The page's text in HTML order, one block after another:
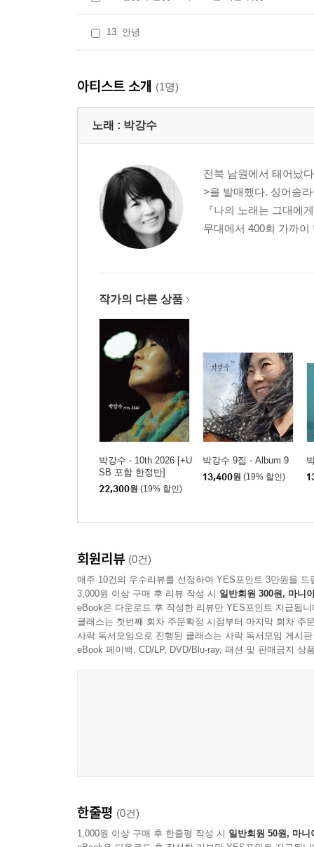
13 안녕
아티스트 소개 (1명)
노래 : 박강수
전북 남원에서 태어났
>을 발매했다. 싱어송
『나의 노래는 그대에
무대에서 400회 가까이
작가의 다른 상품
박강수 - 10th 2026 [+U
SB 포함 한정반]
22,300원 (19% 할인)
박강수 9집 - Album 9
13,400원 (19% 할인)
회원리뷰 (0건)
매주 10건의 우수리뷰를 선정하여 YES포인트 3만원을 드
3,000원 이상 구매 후 리뷰 작성 시 일반회원 300원, 마니
eBook은 다운로드 후 작성한 리뷰만 YES포인트 지급됩니
클래스는 첫번째 회차 주문확정 시점부터 마지막 회차 주
사락 독서모임으로 진행된 클래스는 사락 독서모임 게시
eBook 페이백, CD/LP, DVD/Blu-ray, 패션 및 판매금지 상
한줄평 (0건)
1,000원 이상 구매 후 한줄평 작성 시 일반회원 50원, 마니